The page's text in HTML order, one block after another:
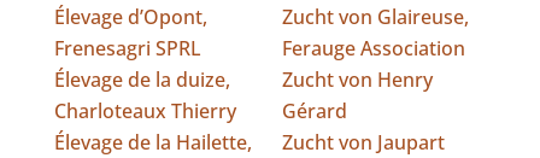
Élevage d’Opont,
Frenesagri SPRL
Élevage de la duize,
Charloteaux Thierry
Élevage de la Hailette,
Zucht von Glaireuse,
Ferauge Association
Zucht von Henry
Gérard
Zucht von Jaupart